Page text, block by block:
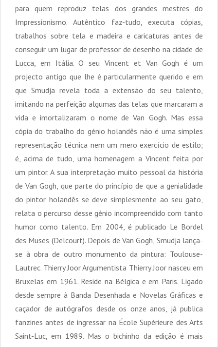
para quem reproduz telas dos grandes mestres do
Impressionismo. Autêntico faz-tudo, executa cópias,
trabalhos sobre tela e madeira e caricaturas antes de
conseguir um lugar de professor de desenho na cidade de
Lucca, em Itália. O seu Vincent et Van Gogh é um
projecto antigo que lhe é particularmente querido e em
que Smudja revela toda a extensão do seu talento,
imitando na perfeição algumas das telas que marcaram a
vida e imortalizaram o nome de Van Gogh. Mas essa
cópia do trabalho do génio holandês não é uma simples
representação técnica nem um mero exercício de estilo;
é, acima de tudo, uma homenagem a Vincent feita por
um pintor. A sua interpretação muito pessoal da história
de Van Gogh, que parte do princípio de que a genialidade
do pintor holandês se deve simplesmente ao seu gato,
relata o percurso desse génio incompreendido com tanto
humor como talento. Em 2004, é publicado Le Bordel
des Muses (Delcourt). Depois de Van Gogh, Smudja lança-
se à obra de outro monumento da pintura: Toulouse-
Lautrec. Thierry Joor Argumentista Thierry Joor nasceu em
Bruxelas em 1961. Reside na Bélgica e em Paris. Ligado
desde sempre à Banda Desenhada e Novelas Gráficas e
caçador de autógrafos desde os onze anos, já publica
fanzines antes de ingressar na École Supérieure des Arts
Saint-Luc, em 1989. Mas o bichinho da edição é mais